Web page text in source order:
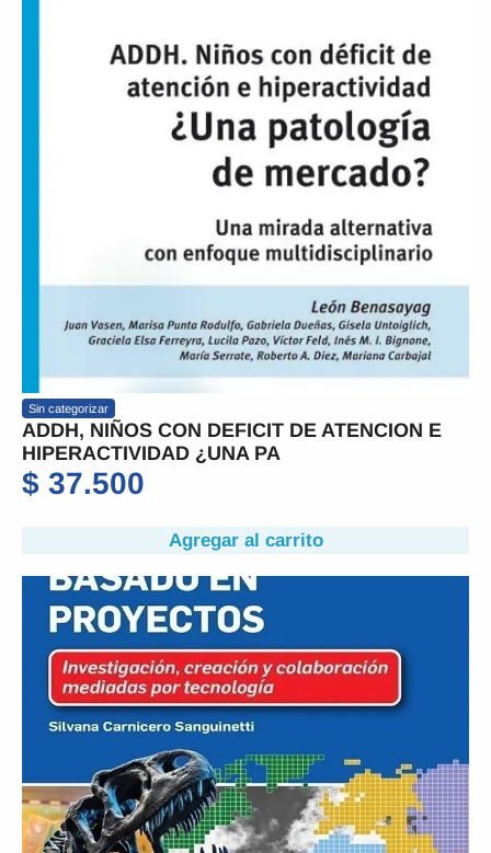
Sin categorizar
ADDH, NIÑOS CON DEFICIT DE ATENCION E
HIPERACTIVIDAD ¿UNA PA
$ 37.500
Agregar al carrito